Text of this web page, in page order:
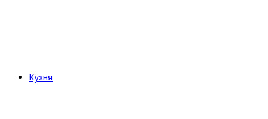
Кухня